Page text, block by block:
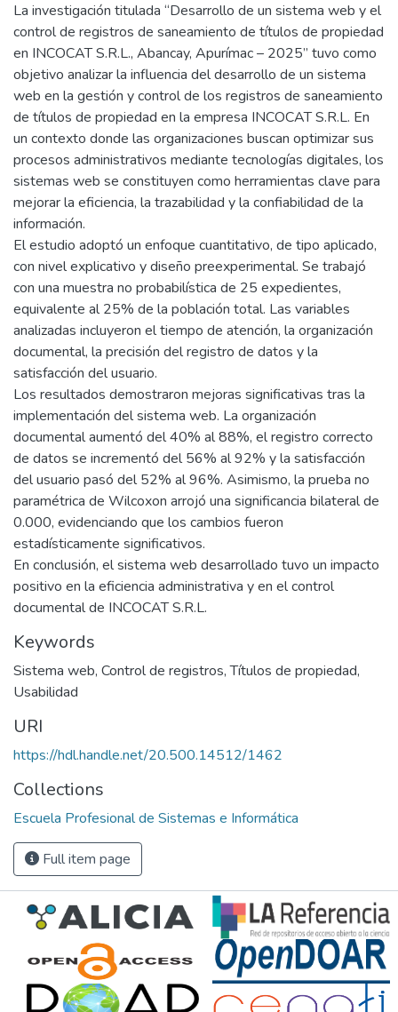
La investigación titulada “Desarrollo de un sistema web y el
control de registros de saneamiento de títulos de propiedad
en INCOCAT S.R.L., Abancay, Apurímac – 2025” tuvo como
objetivo analizar la influencia del desarrollo de un sistema
web en la gestión y control de los registros de saneamiento
de títulos de propiedad en la empresa INCOCAT S.R.L. En
un contexto donde las organizaciones buscan optimizar sus
procesos administrativos mediante tecnologías digitales, los
sistemas web se constituyen como herramientas clave para
mejorar la eficiencia, la trazabilidad y la confiabilidad de la
información.
El estudio adoptó un enfoque cuantitativo, de tipo aplicado,
con nivel explicativo y diseño preexperimental. Se trabajó
con una muestra no probabilística de 25 expedientes,
equivalente al 25% de la población total. Las variables
analizadas incluyeron el tiempo de atención, la organización
documental, la precisión del registro de datos y la
satisfacción del usuario.
Los resultados demostraron mejoras significativas tras la
implementación del sistema web. La organización
documental aumentó del 40% al 88%, el registro correcto
de datos se incrementó del 56% al 92% y la satisfacción
del usuario pasó del 52% al 96%. Asimismo, la prueba no
paramétrica de Wilcoxon arrojó una significancia bilateral de
0.000, evidenciando que los cambios fueron
estadísticamente significativos.
En conclusión, el sistema web desarrollado tuvo un impacto
positivo en la eficiencia administrativa y en el control
documental de INCOCAT S.R.L.
Keywords
Sistema web, Control de registros,Títulos de propiedad,
Usabilidad
URI
https://hdl.handle.net/20.500.14512/1462
Collections
Escuela Profesional de Sistemas e Informática
Full item page